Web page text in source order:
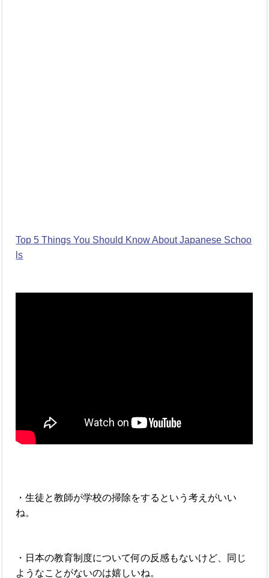
Top 5 Things You Should Know About Japanese Schoo
ls
・生徒と教師が学校の掃除をするという考えがいい
ね。
・日本の教育制度について何の反感もないけど、同じ
ようなことがないのは嬉しいね。